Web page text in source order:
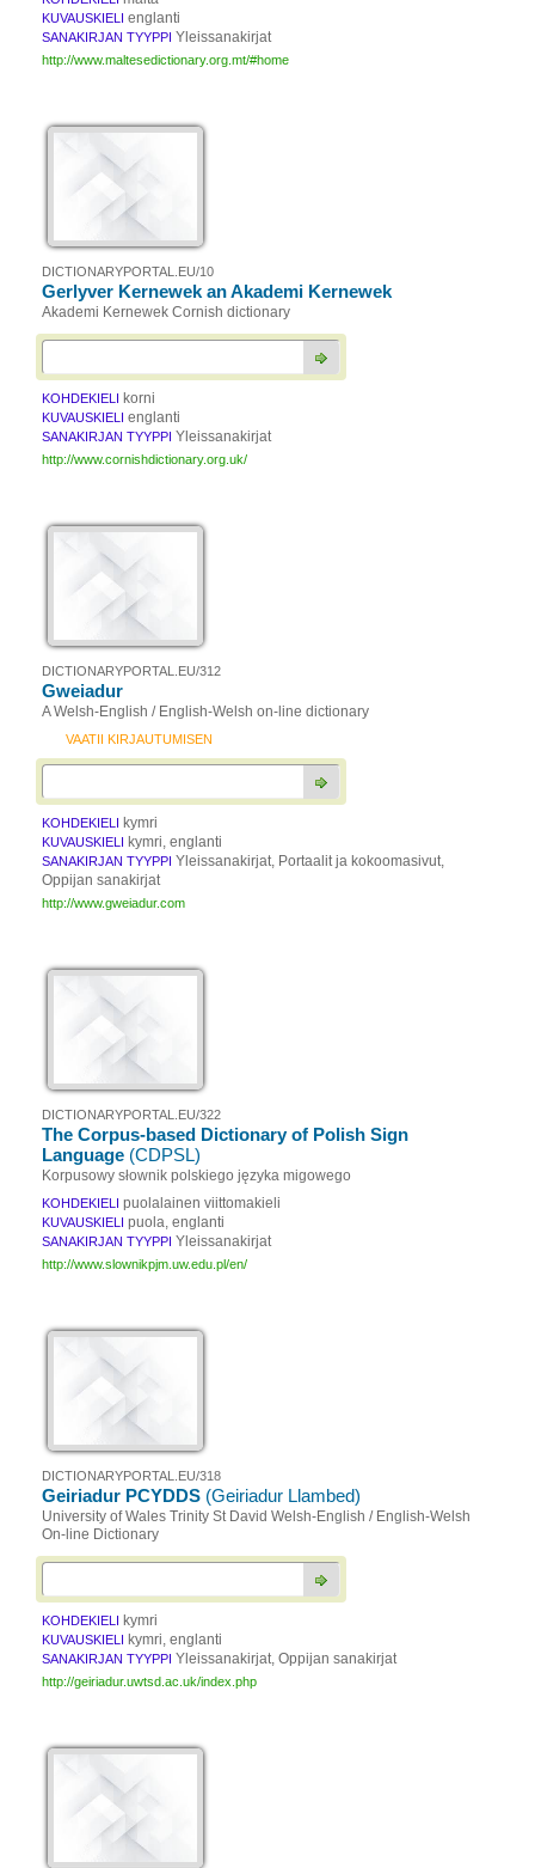
KUVAUSKIELI englanti
SANAKIRJAN TYYPPI Yleissanakirjat
http://www.maltesedictionary.org.mt/#home
DICTIONARYPORTAL.EU/10
Gerlyver Kernewek an Akademi Kernewek
Akademi Kernewek Cornish dictionary
KOHDEKIELI korni
KUVAUSKIELI englanti
SANAKIRJAN TYYPPI Yleissanakirjat
http://www.cornishdictionary.org.uk/
DICTIONARYPORTAL.EU/312
Gweiadur
A Welsh-English / English-Welsh on-line dictionary
VAATII KIRJAUTUMISEN
KOHDEKIELI kymri
KUVAUSKIELI kymri, englanti
SANAKIRJAN TYYPPI Yleissanakirjat, Portaalit ja kokoomasivut,
Oppijan sanakirjat
http://www.gweiadur.com
DICTIONARYPORTAL.EU/322
The Corpus-based Dictionary of Polish Sign
Language (CDPSL)
Korpusowy słownik polskiego języka migowego
KOHDEKIELI puolalainen viittomakieli
KUVAUSKIELI puola, englanti
SANAKIRJAN TYYPPI Yleissanakirjat
http://www.slownikpjm.uw.edu.pl/en/
DICTIONARYPORTAL.EU/318
Geiriadur PCYDDS (Geiriadur Llambed)
University of Wales Trinity St David Welsh-English / English-Welsh
On-line Dictionary
KOHDEKIELI kymri
KUVAUSKIELI kymri, englanti
SANAKIRJAN TYYPPI Yleissanakirjat, Oppijan sanakirjat
http://geiriadur.uwtsd.ac.uk/index.php